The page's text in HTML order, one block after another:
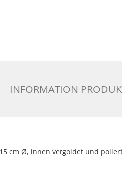
INFORMATION
cm Ø, innen vergoldet und